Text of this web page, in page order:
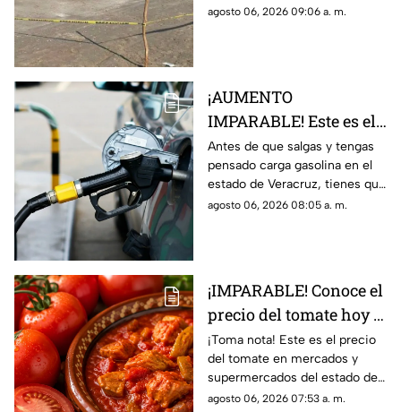
Cazones de Herrera, al norte
agosto 06, 2026 09:06 a. m.
¡AUMENTO
IMPARABLE! Este es el
precio de la gasolina en
Veracruz hoy 6 de
agosto 2026
Antes de que salgas y tengas
pensado carga gasolina en el
estado de Veracruz, tienes que
saber los precio hoy jueves 6
agosto 06, 2026 08:05 a. m.
¡IMPARABLE! Conoce el
precio del tomate hoy 6
de agosto 2026 en
Veracruz
¡Toma nota! Este es el precio
del tomate en mercados y
supermercados del estado de
Veracruz hoy jueves 6 de
agosto 06, 2026 07:53 a. m.